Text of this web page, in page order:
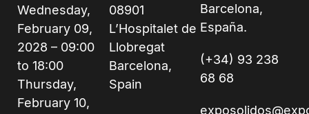
Wednesday,
February 09,
2028 – 09:00
to 18:00
Thursday,
February 10,
08901
L’Hospitalet de
Llobregat
Barcelona,
Spain
Barcelona,
España.
(+34) 93 238
68 68